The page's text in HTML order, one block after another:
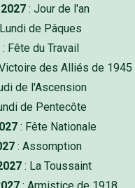
: Jour de l'an
de Pâques
: Fête du Travail
des Alliés de 1945
de l'Ascension
de Pentecôte
: Fête Nationale
: Assomption
: La Toussaint
: Armistice de 1918